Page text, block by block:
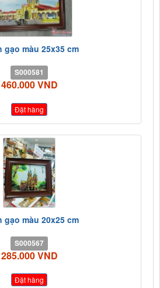
gạo màu 25x35 cm
S000581
460.000 VND
Đặt hàng
gạo màu 20x25 cm
S000567
285.000 VND
Đặt hàng